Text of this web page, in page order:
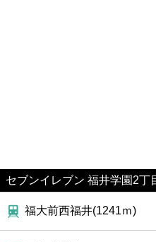
セブンイレブン 福井学園2丁
福大前西福井(1241ｍ)